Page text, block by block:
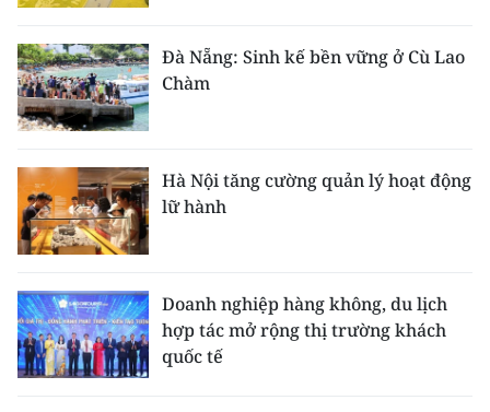
Đà Nẵng: Sinh kế bền vững ở Cù Lao
Chàm
Hà Nội tăng cường quản lý hoạt động
lữ hành
Doanh nghiệp hàng không, du lịch
hợp tác mở rộng thị trường khách
quốc tế